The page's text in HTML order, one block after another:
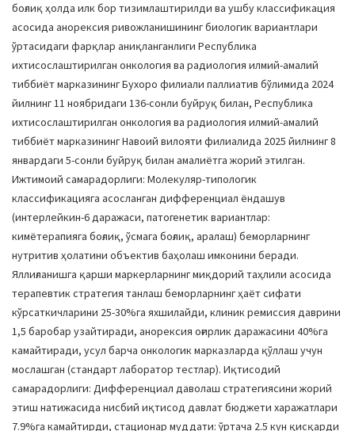
боғлиқ ҳолда илк бор тизимлаштирилди ва ушбу классификация
асосида анорексия ривожланишининг биологик вариантлари
ўртасидаги фарқлар аниқланганлиги Республика
ихтисослаштирилган онкология ва радиология илмий-амалий
тиббиёт марказининг Бухоро филиали паллиатив бўлимида 2024
йилнинг 11 ноябридаги 136-сонли буйруқ билан, Республика
ихтисослаштирилган онкология ва радиология илмий-амалий
тиббиёт марказининг Навоий вилояти филиалида 2025 йилнинг 8
январдаги 5-сонли буйруқ билан амалиётга жорий этилган.
Ижтимоий самарадорлиги: Молекуляр-типологик
классификацияга асосланган дифференциал ёндашув
(интерлейкин-6 даражаси, патогенетик вариантлар:
кимётерапияга боғлиқ, ўсмага боғлиқ, аралаш) беморларнинг
нутритив ҳолатини объектив баҳолаш имконини беради.
Яллиғланишга қарши маркерларнинг миқдорий таҳлили асосида
терапевтик стратегия танлаш беморларнинг ҳаёт сифати
кўрсаткичларини 25-30%га яхшилайди, клиник ремиссия даврини
1,5 баробар узайтиради, анорексия оғирлик даражасини 40%га
камайтиради, усул барча онкологик марказларда қўллаш учун
мослашган (стандарт лаборатор тестлар). Иқтисодий
самарадорлиги: Дифференциал даволаш стратегиясини жорий
этиш натижасида нисбий иқтисод давлат бюджети харажатлари
7.9%га камайтирди, стационар муддати: ўртача 2.5 кун қисқарди